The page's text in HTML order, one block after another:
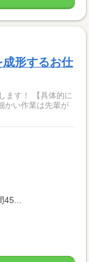
形するお仕
体的に